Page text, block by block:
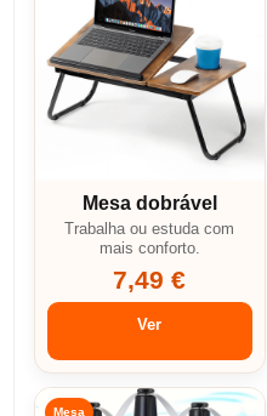
Mesa dobrável
Trabalha ou estuda com
mais conforto.
7,49 €
Ver
Mesa